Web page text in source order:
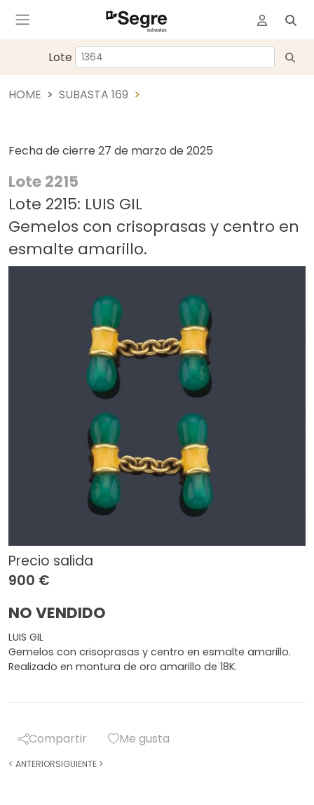
Lote
HOME SUBASTA 169
Fecha de cierre 27 de marzo de 2025
Lote 2215
Lote 2215: LUIS GIL
Gemelos con crisoprasas y centro en
esmalte amarillo.
Precio salida
900 €
NO VENDIDO
LUIS GIL
Gemelos con crisoprasas y centro en esmalte amarillo.
Realizado en montura de oro amarillo de 18K.
Compartir Me gusta
< ANTERIORSIGUIENTE >